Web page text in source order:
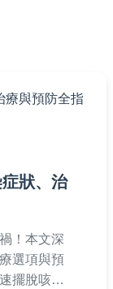
狀、治
！本文深
選項與預
擺脫咳嗽